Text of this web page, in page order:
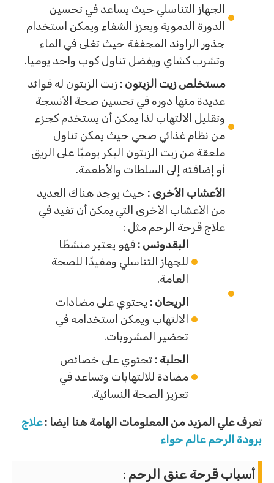
الجهاز التناسلي حيث يساعد في تحسين
الدورة الدموية ويعزز الشفاء ويمكن استخدام
جذور الراوند المجففة حيث تغلى في الماء
وتشرب كشاي ويفضل تناول كوب واحد يوميا.
مستخلص زيت الزيتون : زيت الزيتون له فوائد
عديدة منها دوره في تحسين صحة الأنسجة
وتقليل الالتهاب لذا يمكن أن يستخدم كجزء
من نظام غذائي صحي حيث يمكن تناول
ملعقة من زيت الزيتون البكر يوميًا على الريق
أو إضافته إلى السلطات والأطعمة.
الأعشاب الأخرى : حيث يوجد هناك العديد
من الأعشاب الأخرى التي يمكن أن تفيد في
علاج قرحة الرحم مثل :
البقدونس : فهو يعتبر منشطًا
للجهاز التناسلي ومفيدًا للصحة
العامة.
الريحان : يحتوي على مضادات
الالتهاب ويمكن استخدامه في
تحضير المشروبات.
الحلبة : تحتوي على خصائص
مضادة للالتهابات وتساعد في
تعزيز الصحة النسائية.
تعرف علي المزيد من المعلومات الهامة هنا ايضا :علاج
برودة الرحم عالم حواء
أسباب قرحة عنق الرحم :